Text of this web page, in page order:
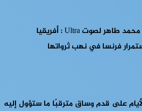
على قدم وساق مترقبًا ما ستؤول إليه